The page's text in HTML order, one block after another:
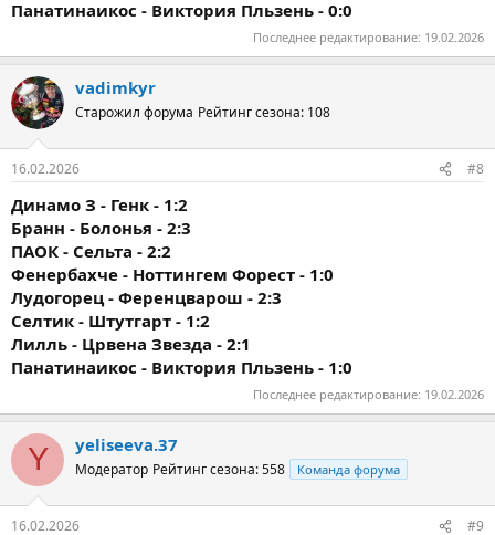
Панатинаикос - Виктория Пльзень - 0:0
Последнее редактирование: 19.02.2026
vadimkyr
Старожил форума Рейтинг сезона: 108
16.02.2026 #8
Динамо З - Генк - 1:2
Бранн - Болонья - 2:3
ПАОК - Сельта - 2:2
Фенербахче - Ноттингем Форест - 1:0
Лудогорец - Ференцварош - 2:3
Селтик - Штутгарт - 1:2
Лилль - Црвена Звезда - 2:1
Панатинаикос - Виктория Пльзень - 1:0
Последнее редактирование: 19.02.2026
Y yeliseeva.37
Модератор Рейтинг сезона: 558 Команда форума
16.02.2026 #9